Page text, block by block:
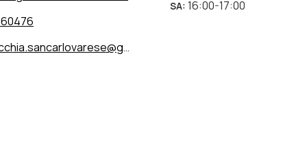
SA: 16:00-17:00